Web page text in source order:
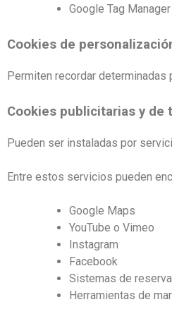
Google Tag Manager
Cookies de
Permiten recordar
Cookies publicitarias y de
Pueden ser instaladas por
Entre estos servicios pueden
Google Maps
YouTube o Vimeo
Instagram
Facebook
Sistemas de
Herramientas de